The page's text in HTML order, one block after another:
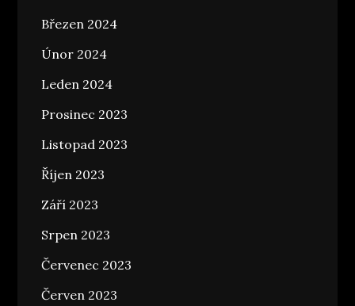
Březen 2024
Únor 2024
Leden 2024
Prosinec 2023
Listopad 2023
Říjen 2023
Září 2023
Srpen 2023
Červenec 2023
Červen 2023